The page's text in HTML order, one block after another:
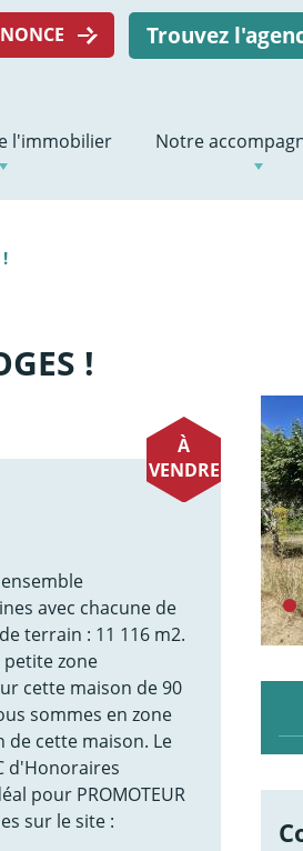
Trouvez
l'immobilier Notre
!
À
VENDRE
avec chacune de
terrain : 11 116 m2.
petite zone
cette maison de 90
sommes en zone
de cette maison. Le
d'Honoraires
pour PROMOTEUR
sur le site :